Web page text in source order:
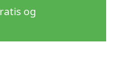
og